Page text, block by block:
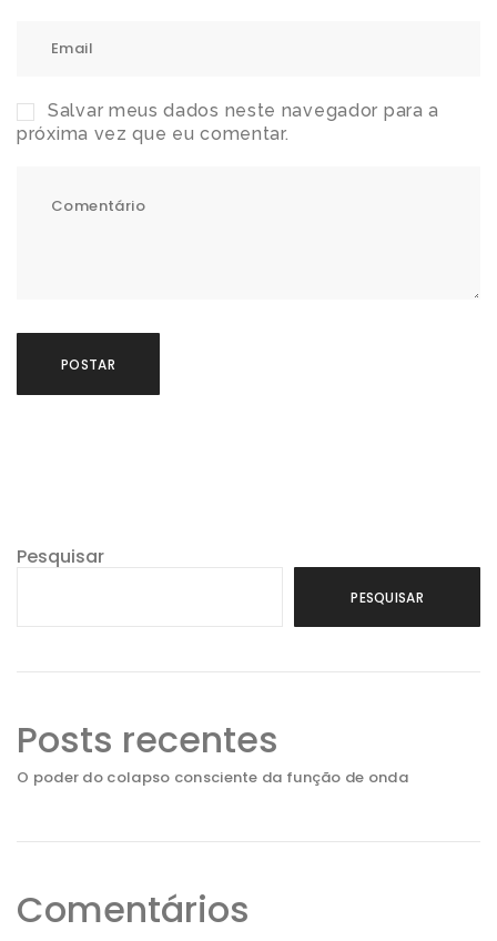
Salvar meus dados neste navegador para a
próxima vez que eu comentar.
Pesquisar
PESQUISAR
Posts recentes
O poder do colapso consciente da função de onda
Comentários